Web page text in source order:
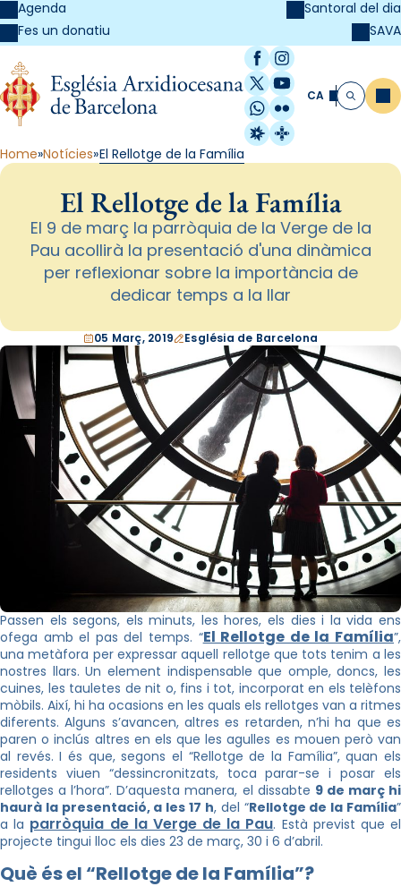
Agenda
Fes un donatiu
Santoral del dia
SAVA
Facebook
Instagram
X / Twitter
YouTube
WhatsApp
Flickr
Radio Estel
Catalunya
CA Cerca
Home Notícies El Rellotge de la Família
El Rellotge de la Família
El 9 de març la parròquia de la Verge de la
Pau acollirà la presentació d'una dinàmica
per reflexionar sobre la importància de
dedicar temps a la llar
05 Març, 2019 Església de Barcelona
Passen els segons, els minuts, les hores, els dies i la vida ens
ofega amb el pas del temps. “El Rellotge de la Família”,
una metàfora per expressar aquell rellotge que tots tenim a les
nostres llars. Un element indispensable que omple, doncs, les
cuines, les tauletes de nit o, fins i tot, incorporat en els telèfons
mòbils. Així, hi ha ocasions en les quals els rellotges van a ritmes
diferents. Alguns s’avancen, altres es retarden, n’hi ha que es
paren o inclús altres en els que les agulles es mouen però van
al revés. I és que, segons el “Rellotge de la Família”, quan els
residents viuen “dessincronitzats, toca parar-se i posar els
rellotges a l’hora”. D’aquesta manera, el dissabte 9 de març hi
haurà la presentació, a les 17 h, del “Rellotge de la Família”
a la parròquia de la Verge de la Pau. Està previst que el
projecte tingui lloc els dies 23 de març, 30 i 6 d’abril.
Què és el “Rellotge de la Família”?